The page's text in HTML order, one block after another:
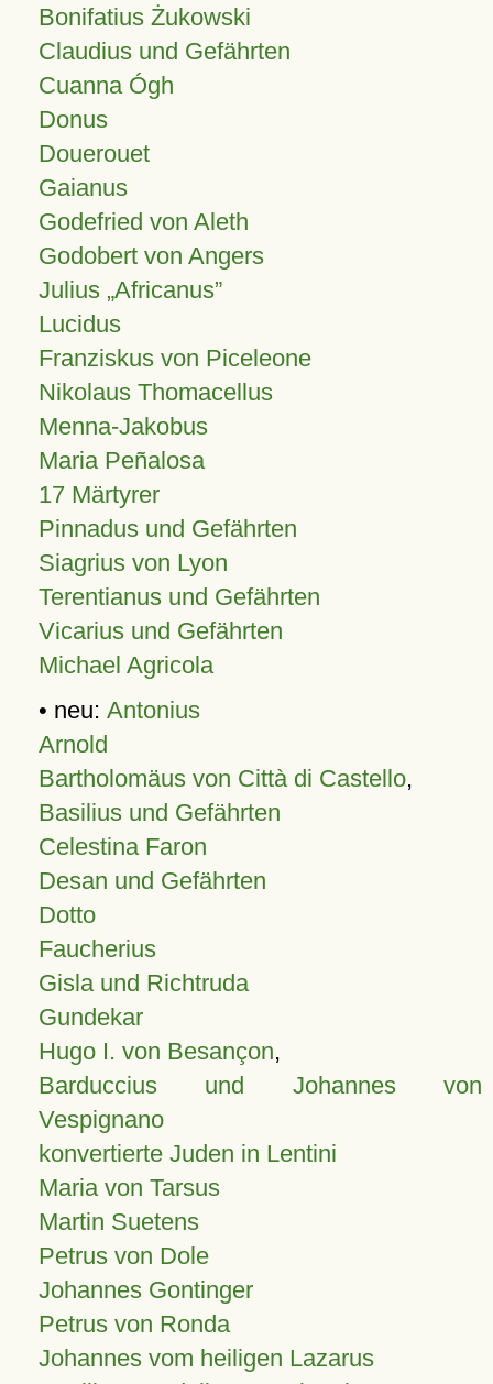
Bonifatius Żukowski
Claudius und Gefährten
Cuanna Ógh
Donus
Douerouet
Gaianus
Godefried von Aleth
Godobert von Angers
Julius Africanus
Lucidus
Franziskus von Piceleone
Nikolaus Thomacellus
Menna-Jakobus
Maria Peñalosa
17 Märtyrer
Pinnadus und Gefährten
Siagrius von Lyon
Terentianus und Gefährten
Vicarius und Gefährten
Michael Agricola
• neu: Antonius
Arnold
Bartholomäus von Città di Castello,
Basilius und Gefährten
Celestina Faron
Desan und Gefährten
Dotto
Faucherius
Gisla und Richtruda
Gundekar
Hugo I. von Besançon,
Barduccius und Johannes von
Vespignano
konvertierte Juden in Lentini
Maria von Tarsus
Martin Suetens
Petrus von Dole
Johannes Gontinger
Petrus von Ronda
Johannes vom heiligen Lazarus